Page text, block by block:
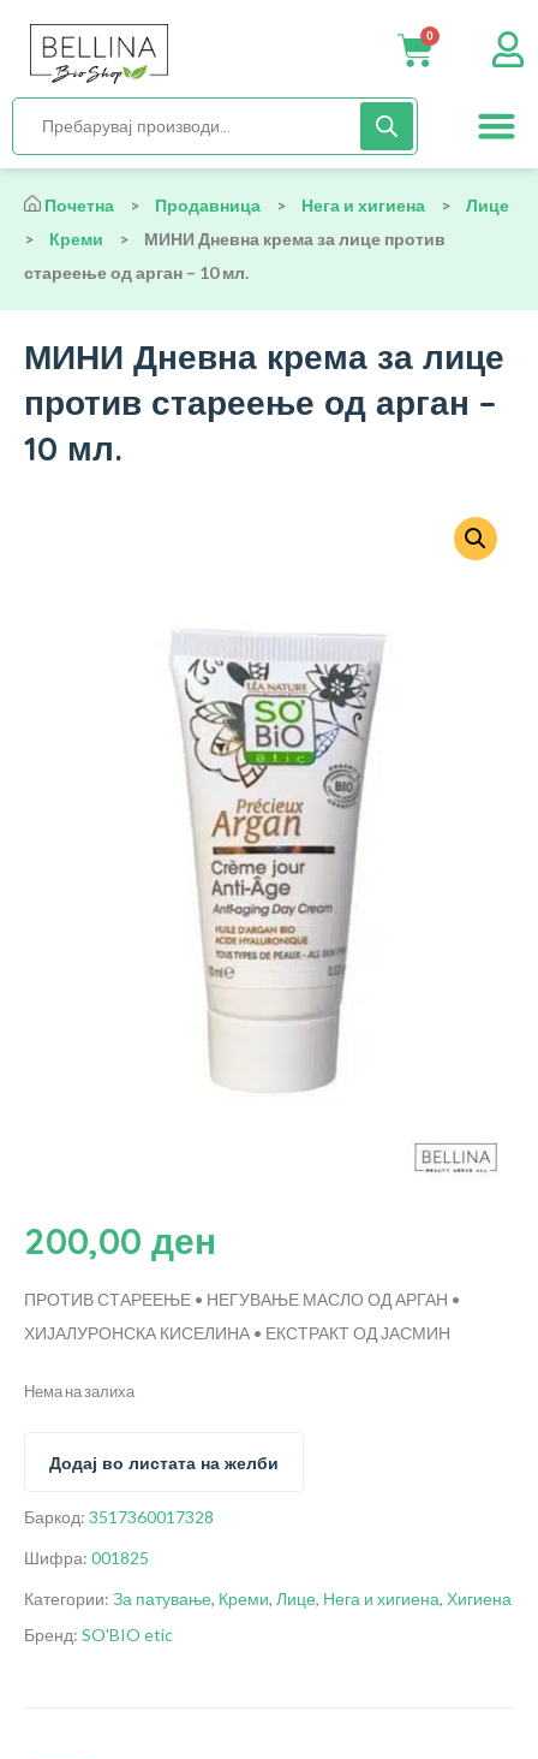
0
Почетна > Продавница > Нега и хигиена >
Лице
>
Креми >
МИНИ Дневна крема за лице против
стареење од арган – 10 мл.
МИНИ Дневна крема за лице
против стареење од арган –
10 мл.
200,00 ден
ПРОТИВ СТАРЕЕЊЕ • НЕГУВАЊЕ МАСЛО ОД АРГАН •
ХИЈАЛУРОНСКА КИСЕЛИНА • ЕКСТРАКТ ОД ЈАСМИН
Нема на залиха
Додај во листата на желби
Баркод: 3517360017328
Шифра: 001825
Категории: За патување, Креми, Лице, Нега и хигиена, Хигиена
Бренд: SO'BIO etic